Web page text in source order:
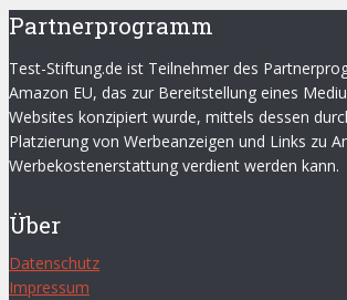
Partnerprogramm
Test-Stiftung.de ist Teilnehmer des
Amazon EU, das zur Bereitstellung eines
Websites konzipiert wurde, mittels dessen
Platzierung von Werbeanzeigen und Links zu
Werbekostenerstattung verdient werden kann.
Über
Datenschutz
Impressum